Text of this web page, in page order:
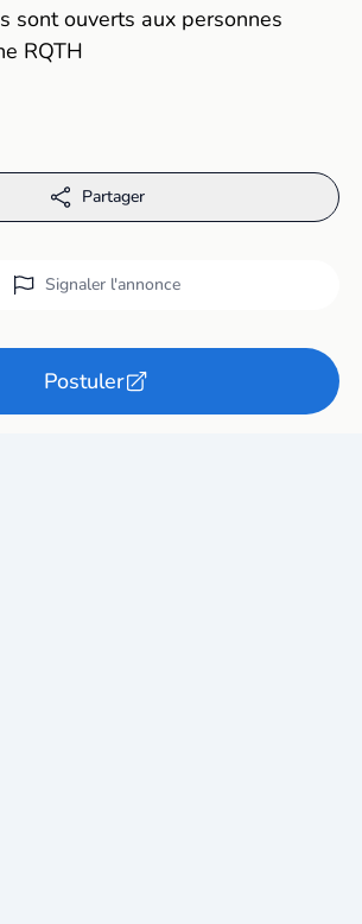
sont ouverts aux personnes
Partager
Signaler l'annonce
Postuler